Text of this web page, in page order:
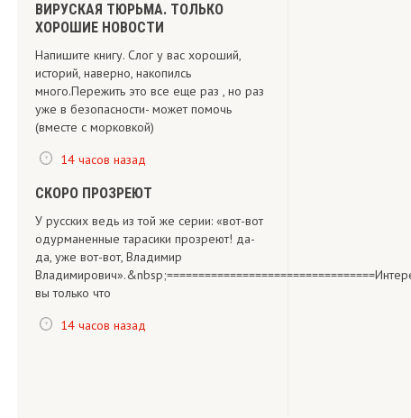
ВИРУСКАЯ ТЮРЬМА. ТОЛЬКО
ХОРОШИЕ НОВОСТИ
Напишите книгу. Слог у вас хороший,
историй, наверно, накопилсь
много.Пережить это все еще раз , но раз
уже в безопасности- может помочь
(вместе с морковкой)
14 часов назад
СКОРО ПРОЗРЕЮТ
У русских ведь из той же серии: «вот-вот
одурманенные тарасики прозреют! да-
да, уже вот-вот, Владимир
вы только что
14 часов назад